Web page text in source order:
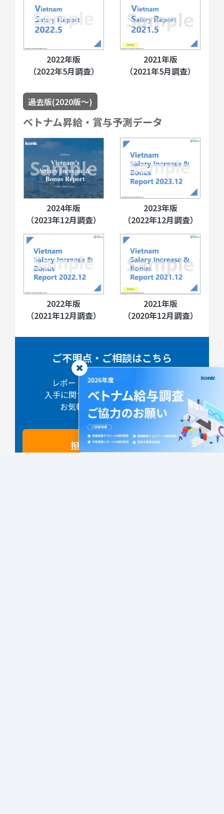
2022年版
（2022年5月調査）
2021年版
（2021年5月調査）
過去版(2020版〜)
ベトナム昇給・賞与予測データ
2024年版
（2023年12月調査）
2023年版
（2022年12月調査）
2022年版
（2021年12月調査）
2021年版
（2020年12月調査）
ご不明点・ご相談はこちら
レポート内容・ご購入・過去版の
入手に関するご不明点やご相談など、
お気軽にお問合せください。
担当者に相談する